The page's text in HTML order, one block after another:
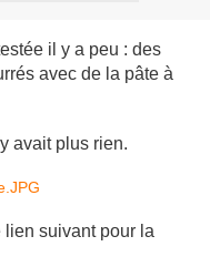
il y a peu : des
avec de la pâte à
avait plus rien.
lien suivant pour la